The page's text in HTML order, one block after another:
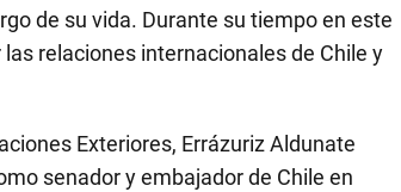
de su vida. Durante su tiempo en este
relaciones internacionales de Chile y
Exteriores, Errázuriz Aldunate
senador y embajador de Chile en